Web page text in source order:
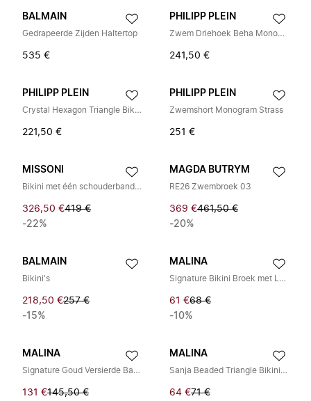
BALMAIN
Gedrapeerde Zijden Haltertop
535 €
PHILIPP PLEIN
Zwem Driehoek Beha Monogram Strass
241,50 €
PHILIPP PLEIN
Crystal Hexagon Triangle Bikini Top
221,50 €
PHILIPP PLEIN
Zwemshort Monogram Strass
251 €
MISSONI
Bikini met één schouderband en dubbele strikken
326,50 €419 €
-22%
MAGDA BUTRYM
RE26 Zwembroek 03
369 €461,50 €
-20%
BALMAIN
Bikini's
218,50 €257 €
-15%
MALINA
Signature Bikini Broek met Lage Taille
61 €68 €
-10%
MALINA
Signature Goud Versierde Bandeau Zwempak
131 €145,50 €
MALINA
Sanja Beaded Triangle Bikini Top
64 €71 €